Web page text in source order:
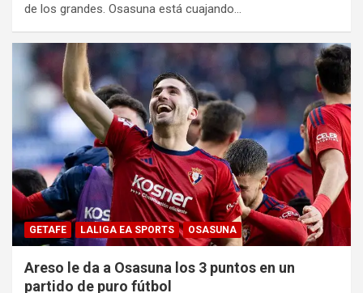
de los grandes. Osasuna está cuajando…
GETAFE LALIGA EA SPORTS OSASUNA
Areso le da a Osasuna los 3 puntos en un
partido de puro fútbol